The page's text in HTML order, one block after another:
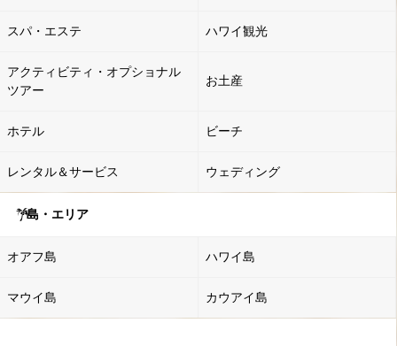
スパ・エステ ハワイ観光
アクティビティ・オプショナル
ツアー
お土産
ホテル ビーチ
レンタル＆サービス ウェディング
島・エリア
オアフ島 ハワイ島
マウイ島 カウアイ島